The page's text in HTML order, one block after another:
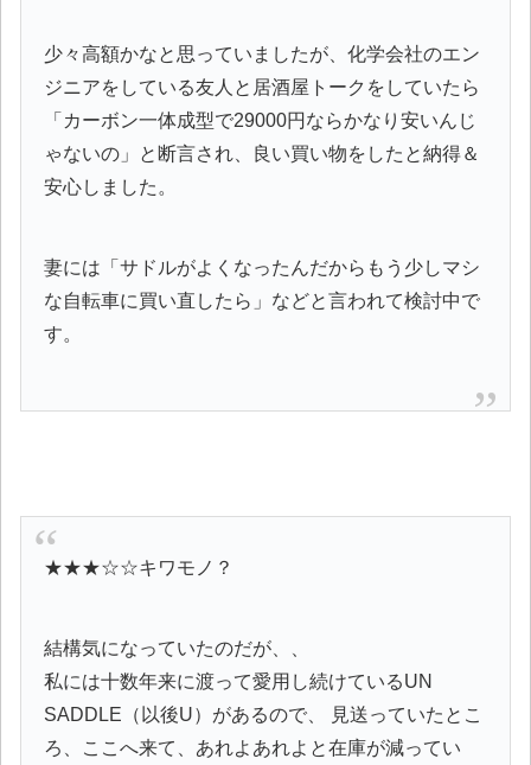
少々高額かなと思っていましたが、化学会社のエン
ジニアをしている友人と居酒屋トークをしていたら
「カーボン一体成型で29000円ならかなり安いんじ
ゃないの」と断言され、良い買い物をしたと納得＆
安心しました。
妻には「サドルがよくなったんだからもう少しマシ
な自転車に買い直したら」などと言われて検討中で
す。
★★★☆☆キワモノ？
結構気になっていたのだが、、
私には十数年来に渡って愛用し続けているUN
SADDLE（以後U）があるので、 見送っていたとこ
ろ、ここへ来て、あれよあれよと在庫が減ってい